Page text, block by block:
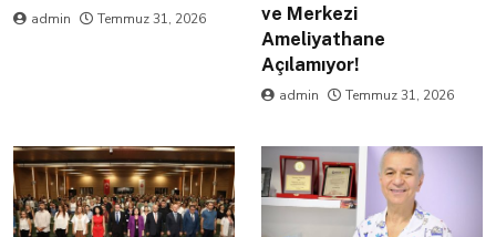
admin Temmuz 31, 2026
ve Merkezi
Ameliyathane
Açılamıyor!
admin Temmuz 31, 2026